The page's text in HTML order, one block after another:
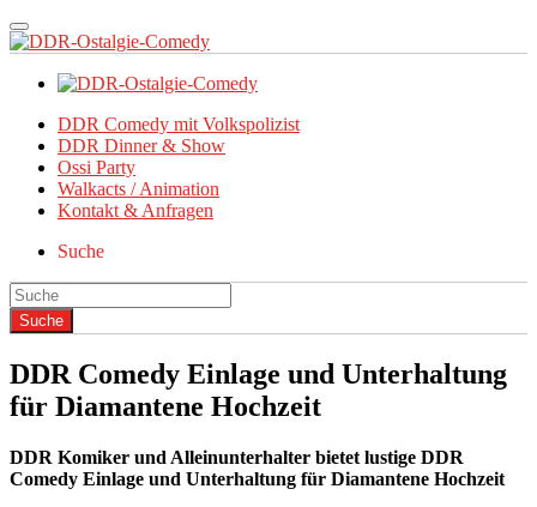
DDR Comedy mit Volkspolizist
DDR Dinner & Show
Ossi Party
Walkacts / Animation
Kontakt & Anfragen
Suche
DDR Comedy Einlage und Unterhaltung
für Diamantene Hochzeit
DDR Komiker und Alleinunterhalter bietet lustige DDR
Comedy Einlage und Unterhaltung für Diamantene Hochzeit